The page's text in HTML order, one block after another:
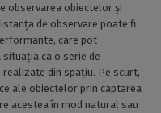
observarea obiectelor și
de observare poate fi
care pot
ca o serie de
din spațiu. Pe scurt,
ale obiectelor prin captarea
acestea în mod natural sau